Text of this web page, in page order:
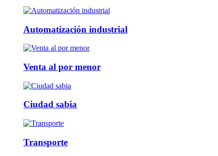
Automatización industrial
Venta al por menor
Ciudad sabia
Transporte